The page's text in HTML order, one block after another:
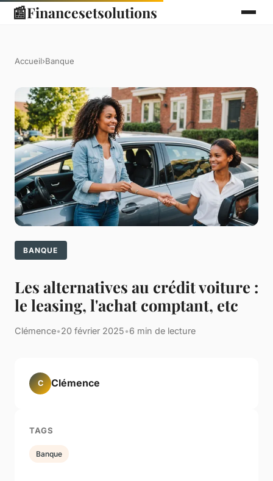
📰Financesetsolutions
Accueil›Banque
BANQUE
Les alternatives au crédit voiture :
le leasing, l'achat comptant, etc
Clémence•20 février 2025•6 min de lecture
C Clémence
TAGS
Banque